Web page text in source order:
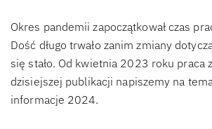
Okres pandemii zapoczątkował czas
Dość długo trwało zanim zmiany
się stało. Od kwietnia 2023 roku praca
dzisiejszej publikacji napiszemy na
informacje 2024.